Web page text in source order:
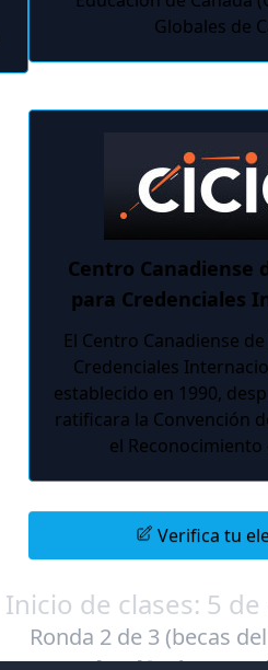
Globales de
Centro Canadiense
para Credenciales
El Centro Canadiense
Credenciales
establecido en 1990,
ratificara la Convención
el Reconocimiento
Verifica tu
Inicio de clases: 5
Ronda 2 de 3 (becas